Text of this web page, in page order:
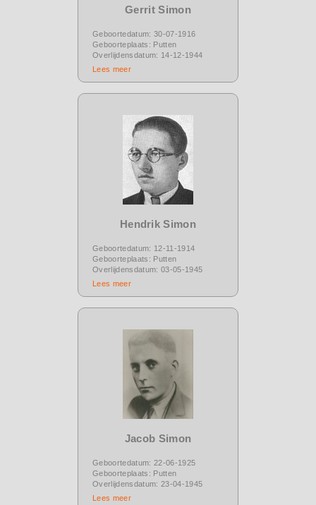
Gerrit Simon
Geboortedatum: 30-07-1916
Geboorteplaats: Putten
Overlijdensdatum: 14-12-1944
Lees meer
Hendrik Simon
Geboortedatum: 12-11-1914
Geboorteplaats: Putten
Overlijdensdatum: 03-05-1945
Lees meer
Jacob Simon
Geboortedatum: 22-06-1925
Geboorteplaats: Putten
Overlijdensdatum: 23-04-1945
Lees meer